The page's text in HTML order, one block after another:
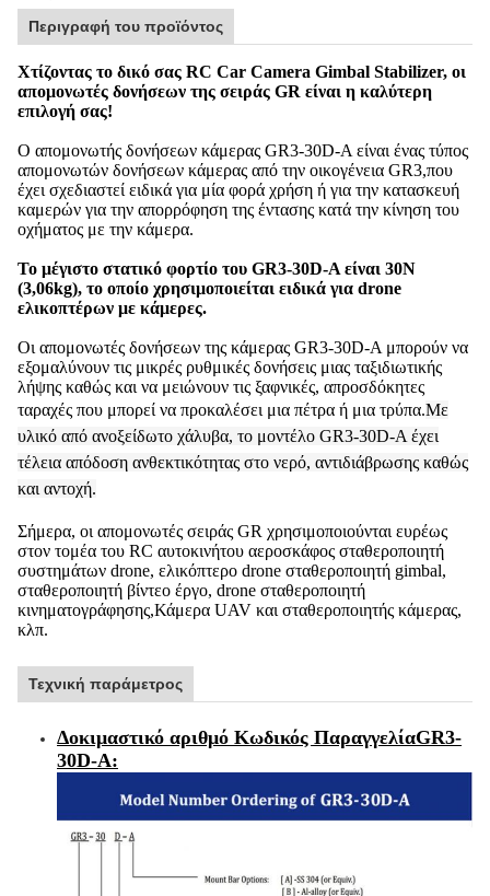
Περιγραφή του προϊόντος
Χτίζοντας το δικό σας RC Car Camera Gimbal Stabilizer, οι
απομονωτές δονήσεων της σειράς GR είναι η καλύτερη
επιλογή σας!
Ο απομονωτής δονήσεων κάμερας GR3-30D-A είναι ένας τύπος
απομονωτών δονήσεων κάμερας από την οικογένεια GR3,που
έχει σχεδιαστεί ειδικά για μία φορά χρήση ή για την κατασκευή
καμερών για την απορρόφηση της έντασης κατά την κίνηση του
οχήματος με την κάμερα.
Το μέγιστο στατικό φορτίο του GR3-30D-A είναι 30N
(3,06kg), το οποίο χρησιμοποιείται ειδικά για drone
ελικοπτέρων με κάμερες.
Οι απομονωτές δονήσεων της κάμερας GR3-30D-A μπορούν να
εξομαλύνουν τις μικρές ρυθμικές δονήσεις μιας ταξιδιωτικής
λήψης καθώς και να μειώνουν τις ξαφνικές, απροσδόκητες
ταραχές που μπορεί να προκαλέσει μια πέτρα ή μια τρύπα.Με
υλικό από ανοξείδωτο χάλυβα, το μοντέλο GR3-30D-A έχει
τέλεια απόδοση ανθεκτικότητας στο νερό, αντιδιάβρωσης καθώς
και αντοχή.
Σήμερα, οι απομονωτές σειράς GR χρησιμοποιούνται ευρέως
στον τομέα του RC αυτοκινήτου αεροσκάφος σταθεροποιητή
συστημάτων drone, ελικόπτερο drone σταθεροποιητή gimbal,
σταθεροποιητή βίντεο έργο, drone σταθεροποιητή
κινηματογράφησης,Κάμερα UAV και σταθεροποιητής κάμερας,
κλπ.
Τεχνική παράμετρος
Δοκιμαστικό αριθμό Κωδικός ΠαραγγελίαGR3-
30D-A: